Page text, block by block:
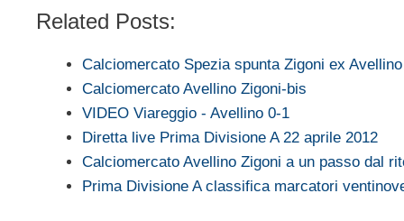
Related Posts:
Calciomercato Spezia spunta Zigoni ex Avellino
Calciomercato Avellino Zigoni-bis
VIDEO Viareggio - Avellino 0-1
Diretta live Prima Divisione A 22 aprile 2012
Calciomercato Avellino Zigoni a un passo dal
Prima Divisione A classifica marcatori